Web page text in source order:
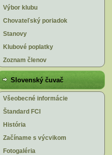
Výbor klubu
Chovateľský poriadok
Stanovy
Klubové poplatky
Zoznam členov
Slovenský čuvač
Všeobecné informácie
Štandard FCI
História
Začíname s výcvikom
Fotogaléria